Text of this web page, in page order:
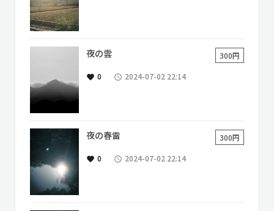
夜の雲 300円
favorite 0 access_time 2024-07-02 22:14
夜の春雷 300円
favorite 0 access_time 2024-07-02 22:14